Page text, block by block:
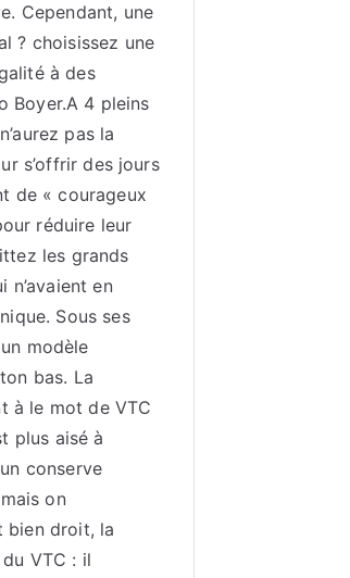
Cependant, une
? choisissez une
à des
Boyer.A 4 pleins
pas la
s’offrir des jours
de « courageux
réduire leur
les grands
en
Sous ses
modèle
bas. La
à le mot de VTC
plus aisé à
conserve
on
bien droit, la
VTC : il